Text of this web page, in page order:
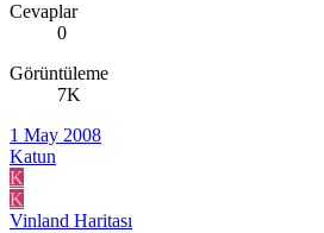
Cevaplar
0
Görüntüleme
7K
1 May 2008
Katun
K
K
Vinland Haritası